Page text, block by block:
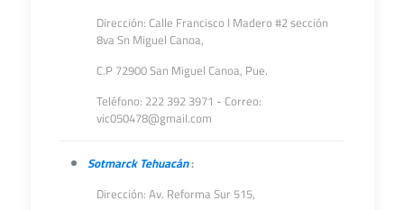
Dirección: Calle Francisco I Madero #2 sección
8va Sn Miguel Canoa,
C.P 72900 San Miguel Canoa, Pue.
Teléfono: 222 392 3971 - Correo:
vic050478@gmail.com
Sotmarck Tehuacán:
Dirección: Av. Reforma Sur 515,